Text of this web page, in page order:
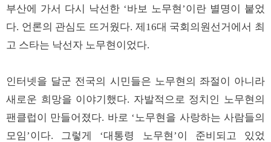
부산에 가서 다시 낙선한 ‘바보 노무현’이란 별명이 붙었
다. 언론의 관심도 뜨거웠다. 제16대 국회의원선거에서 최
고 스타는 낙선자 노무현이었다.
인터넷을 달군 전국의 시민들은 노무현의 좌절이 아니라
새로운 희망을 이야기했다. 자발적으로 정치인 노무현의
팬클럽이 만들어졌다. 바로 ‘노무현을 사랑하는 사람들의
모임’이다. 그렇게 ‘대통령 노무현’이 준비되고 있었